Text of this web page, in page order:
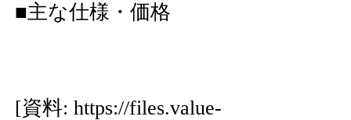
■主な仕様・価格
[資料: https://files.value-